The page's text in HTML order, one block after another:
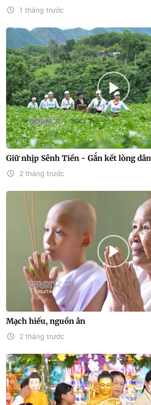
1 tháng trước
Giữ nhịp Sênh Tiền - Gắn kết lòng dân
2 tháng trước
Mạch hiếu, nguồn ân
2 tháng trước